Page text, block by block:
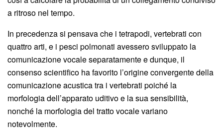
a ritroso nel tempo.
In precedenza si pensava che i tetrapodi, vertebrati con
quattro arti, e i pesci polmonati avessero sviluppato la
comunicazione vocale separatamente e dunque, il
consenso scientifico ha favorito l’origine convergente della
comunicazione acustica tra i vertebrati poiché la
morfologia dell’apparato uditivo e la sua sensibilità,
nonché la morfologia del tratto vocale variano
notevolmente.